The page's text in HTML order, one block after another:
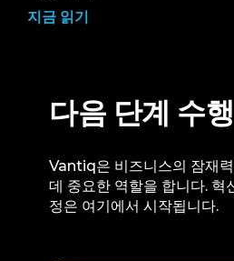
지금 읽기
다음 단계 수행
Vantiq은 비즈니스의 잠재
데 중요한 역할을 합니다. 혁
정은 여기에서 시작됩니다.